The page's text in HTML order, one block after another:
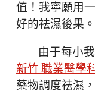
值！我寧願用
好的祛濕後果。
由于每小
新竹 職業醫學
藥物調度祛濕